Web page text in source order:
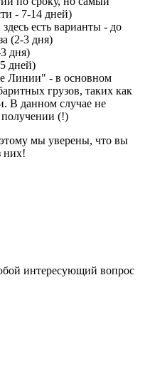
- 7-14 дней)
есть варианты - до
(2-3 дня)
дня)
дней)
Линии" - в основном
грузов, таких как
В данном случае не
получении (!)
мы уверены, что вы
них!
интересующий вопрос